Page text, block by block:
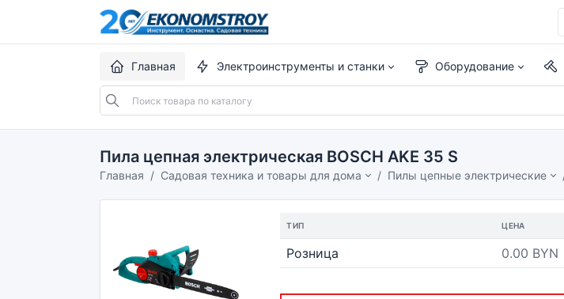
Главная Электроинструменты и станки Оборудование
Пила цепная электрическая BOSCH AKE 35 S
Главная Садовая техника и товары для дома Пилы цепные электрические
ТИП ЦЕНА
Розница 0.00 BYN